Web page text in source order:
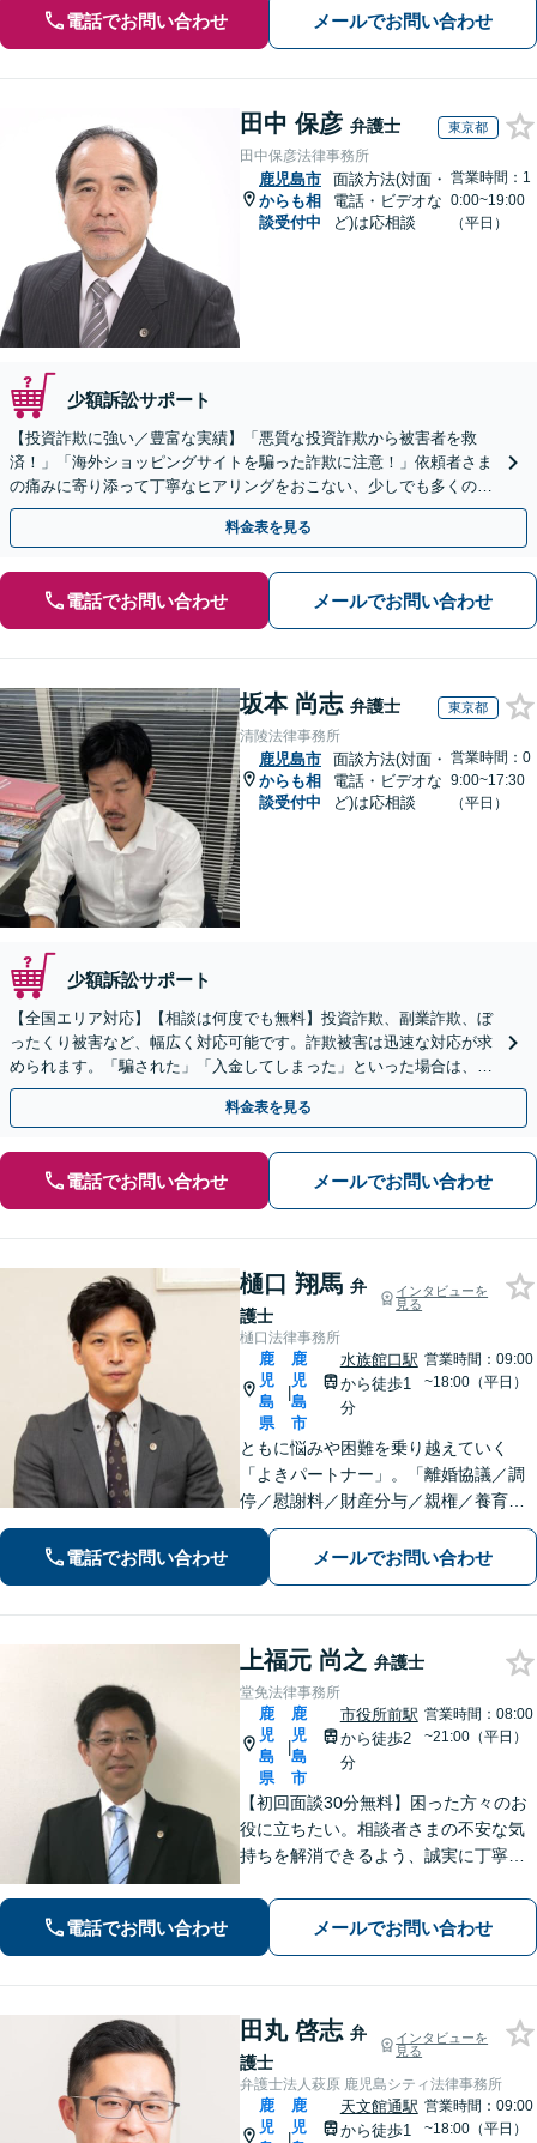
電話でお問い合わせ メールでお問い合わせ
田中 保彦 弁護士 東京都
田中保彦法律事務所
鹿児島市
からも相
談受付中
面談方法(対面・
電話・ビデオな
ど)は応相談
営業時間：1
0:00~19:00
（平日）
少額訴訟サポート
【投資詐欺に強い／豊富な実績】「悪質な投資詐欺から被害者を救
済！」「海外ショッピングサイトを騙った詐欺に注意！」依頼者さま
の痛みに寄り添って丁寧なヒアリングをおこない、少しでも多くの返
金が得られるよう尽力します！
料金表を見る
電話でお問い合わせ メールでお問い合わせ
坂本 尚志 弁護士 東京都
清陵法律事務所
鹿児島市
からも相
談受付中
面談方法(対面・
電話・ビデオな
ど)は応相談
営業時間：0
9:00~17:30
（平日）
少額訴訟サポート
【全国エリア対応】【相談は何度でも無料】投資詐欺、副業詐欺、ぼ
ったくり被害など、幅広く対応可能です。詐欺被害は迅速な対応が求
められます。「騙された」「入金してしまった」といった場合は、お
早めにご相談ください。【電話・メール・WEB相談可】
料金表を見る
電話でお問い合わせ メールでお問い合わせ
樋口 翔馬 弁
護士
インタビューを
見る
樋口法律事務所
鹿
児
島
県
|
鹿
児
島
市
水族館口駅
から徒歩1
分
営業時間：09:00
~18:00（平日）
ともに悩みや困難を乗り越えていく
「よきパートナー」。「離婚協議／調
停／慰謝料／財産分与／親権／養育費
ほか」【賠償金アップの事例多数】死
亡事故・重傷事故まで幅広く対応！保
険会社との交渉や医師との折衝、後遺
電話でお問い合わせ メールでお問い合わせ
上福元 尚之 弁護士
堂免法律事務所
鹿
児
島
県
|
鹿
児
島
市
市役所前駅
から徒歩2
分
営業時間：08:00
~21:00（平日）
【初回面談30分無料】困った方々のお
役に立ちたい。相談者さまの不安な気
持ちを解消できるよう、誠実に丁寧に
ております【市役所前2分】【休日・夜
間面談OKも可能】
電話でお問い合わせ メールでお問い合わせ
田丸 啓志 弁
護士
インタビューを
見る
弁護士法人萩原 鹿児島シティ法律事務所
鹿
児
|
鹿
児
天文館通駅
から徒歩1
営業時間：09:00
~18:00（平日）